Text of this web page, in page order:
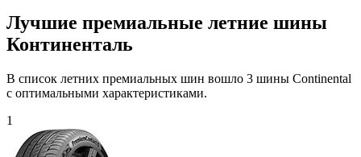
Лучшие премиальные летние шины
Континенталь
В список летних премиальных шин вошло 3 шины Continental
с оптимальными характеристиками.
1